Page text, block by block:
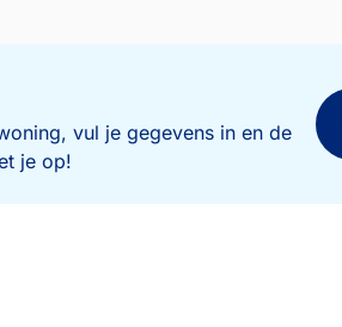
vul je gegevens in en de
je op!